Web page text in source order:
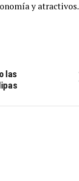
y atractivos.
las